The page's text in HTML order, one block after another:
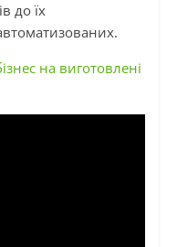
до їх
на виготовлені